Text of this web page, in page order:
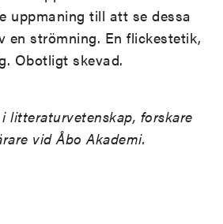
uppmaning till att se dessa
en strömning. En flickestetik,
Obotligt skevad.
litteraturvetenskap, forskare
vid Åbo Akademi.